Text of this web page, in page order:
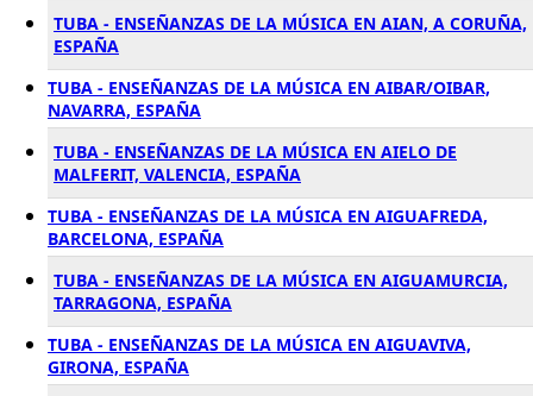
TUBA - ENSEÑANZAS DE LA MÚSICA EN AIAN, A CORUÑA,
ESPAÑA
TUBA - ENSEÑANZAS DE LA MÚSICA EN AIBAR/OIBAR,
NAVARRA, ESPAÑA
TUBA - ENSEÑANZAS DE LA MÚSICA EN AIELO DE
MALFERIT, VALENCIA, ESPAÑA
TUBA - ENSEÑANZAS DE LA MÚSICA EN AIGUAFREDA,
BARCELONA, ESPAÑA
TUBA - ENSEÑANZAS DE LA MÚSICA EN AIGUAMURCIA,
TARRAGONA, ESPAÑA
TUBA - ENSEÑANZAS DE LA MÚSICA EN AIGUAVIVA,
GIRONA, ESPAÑA